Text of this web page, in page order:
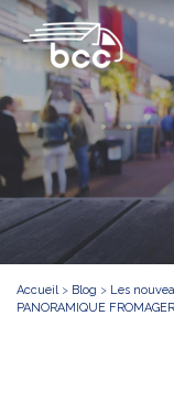
Accueil> Blog > Les
PANORAMIQUE FROMAGER